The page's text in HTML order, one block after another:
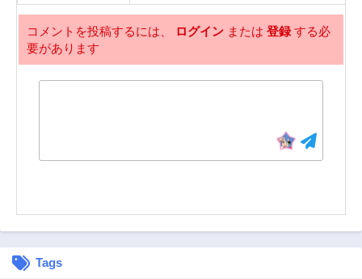
第120話
1年前
第119話
1年前
第118話
2年前 2年前
第108.5話
コメントを投稿するには、 ログイン または 登録する必
要があります
Tags